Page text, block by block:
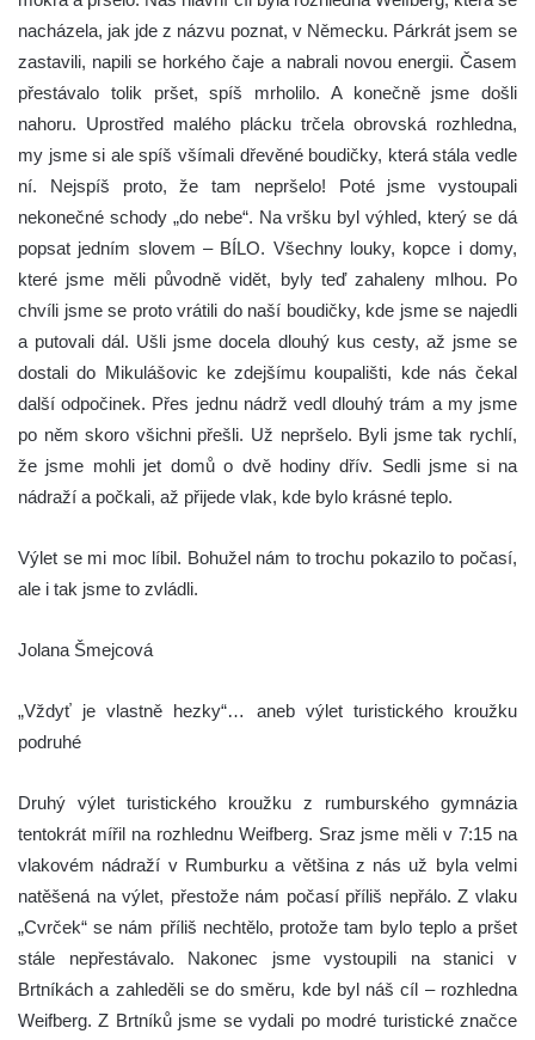
nacházela, jak jde z názvu poznat, v Německu. Párkrát jsem se
zastavili, napili se horkého čaje a nabrali novou energii. Časem
přestávalo tolik pršet, spíš mrholilo. A konečně jsme došli
nahoru. Uprostřed malého plácku trčela obrovská rozhledna,
my jsme si ale spíš všímali dřevěné boudičky, která stála vedle
ní. Nejspíš proto, že tam nepršelo! Poté jsme vystoupali
nekonečné schody „do nebe“. Na vršku byl výhled, který se dá
popsat jedním slovem – BÍLO. Všechny louky, kopce i domy,
které jsme měli původně vidět, byly teď zahaleny mlhou. Po
chvíli jsme se proto vrátili do naší boudičky, kde jsme se najedli
a putovali dál. Ušli jsme docela dlouhý kus cesty, až jsme se
dostali do Mikulášovic ke zdejšímu koupališti, kde nás čekal
další odpočinek. Přes jednu nádrž vedl dlouhý trám a my jsme
po něm skoro všichni přešli. Už nepršelo. Byli jsme tak rychlí,
že jsme mohli jet domů o dvě hodiny dřív. Sedli jsme si na
nádraží a počkali, až přijede vlak, kde bylo krásné teplo.
Výlet se mi moc líbil. Bohužel nám to trochu pokazilo to počasí,
ale i tak jsme to zvládli.
Jolana Šmejcová
„Vždyť je vlastně hezky“… aneb výlet turistického kroužku
podruhé
Druhý výlet turistického kroužku z rumburského gymnázia
tentokrát mířil na rozhlednu Weifberg. Sraz jsme měli v 7:15 na
vlakovém nádraží v Rumburku a většina z nás už byla velmi
natěšená na výlet, přestože nám počasí příliš nepřálo. Z vlaku
„Cvrček“ se nám příliš nechtělo, protože tam bylo teplo a pršet
stále nepřestávalo. Nakonec jsme vystoupili na stanici v
Brtníkách a zahleděli se do směru, kde byl náš cíl – rozhledna
Weifberg. Z Brtníků jsme se vydali po modré turistické značce